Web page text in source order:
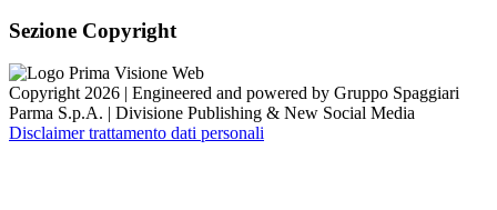
Sezione Copyright
Copyright 2026 | Engineered and powered by Gruppo Spaggiari
Parma S.p.A. | Divisione Publishing & New Social Media
Disclaimer trattamento dati personali